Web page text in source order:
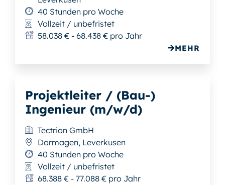
40 Stunden pro Woche
Vollzeit / unbefristet
58.038 € - 68.438 € pro Jahr
MEHR
Projektleiter / (Bau-)
Ingenieur (m/w/d)
Tectrion GmbH
Dormagen, Leverkusen
40 Stunden pro Woche
Vollzeit / unbefristet
68.388 € - 77.088 € pro Jahr